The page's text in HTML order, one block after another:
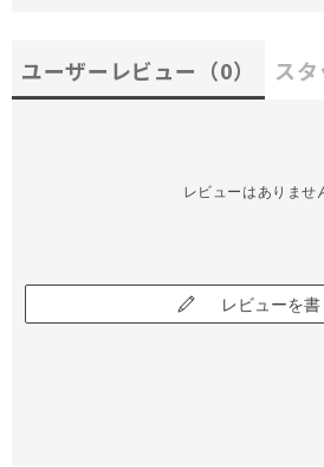
ユーザーレビュー （0） ス
レビューはありませ
レビューを書